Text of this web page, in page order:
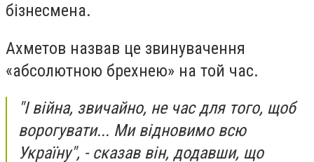
бізнесмена.
Ахметов назвав це звинувачення
«абсолютною брехнею» на той час.
"І війна, звичайно, не час для того, щоб
ворогувати... Ми відновимо всю
Україну", - сказав він, додавши, що